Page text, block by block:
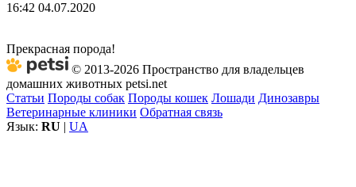
16:42 04.07.2020
Прекрасная порода!
© 2013-2026 Пространство для владельцев
домашних животных petsi.net
Статьи Породы собак Породы кошек Лошади Динозавры
Ветеринарные клиники Обратная связь
Язык: RU | UA